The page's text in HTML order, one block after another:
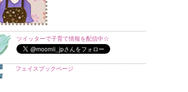
ツイッターで子育て情報を配信中☆
フェイスブックページ